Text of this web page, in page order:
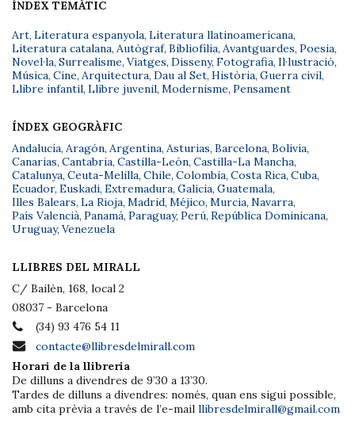
ÍNDEX TEMÀTIC
Art, Literatura espanyola, Literatura llatinoamericana,
Literatura catalana, Autògraf, Bibliofília, Avantguardes, Poesia,
Novel·la, Surrealisme, Viatges, Disseny, Fotografia, Il·lustració,
Música, Cine, Arquitectura, Dau al Set, Història, Guerra civil,
Llibre infantil, Llibre juvenil, Modernisme, Pensament
ÍNDEX GEOGRÀFIC
Andalucía, Aragón, Argentina, Asturias, Barcelona, Bolivia,
Canarias, Cantabria, Castilla-León, Castilla-La Mancha,
Catalunya, Ceuta-Melilla, Chile, Colombia, Costa Rica, Cuba,
Ecuador, Euskadi, Extremadura, Galicia, Guatemala,
Illes Balears, La Rioja, Madrid, Méjico, Murcia, Navarra,
País Valencià, Panamá, Paraguay, Perú, República Dominicana,
Uruguay, Venezuela
LLIBRES DEL MIRALL
C/ Bailèn, 168, local 2
08037 - Barcelona
(34) 93 476 54 11
contacte@llibresdelmirall.com
Horari de la llibreria
De dilluns a divendres de 9’30 a 13’30.
Tardes de dilluns a divendres: només, quan ens sigui possible,
amb cita prèvia a través de l’e-mail llibresdelmirall@gmail.com